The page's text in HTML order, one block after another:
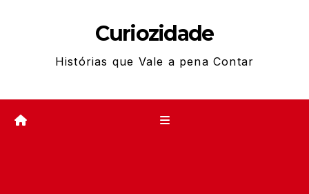
Curiozidade
Histórias que Vale a pena Contar